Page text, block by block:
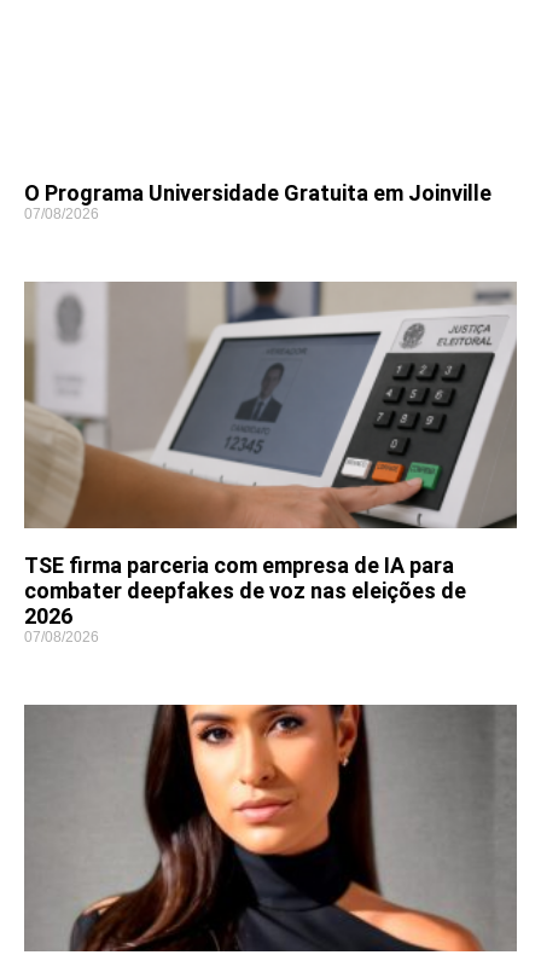
O Programa Universidade Gratuita em Joinville
07/08/2026
TSE firma parceria com empresa de IA para
combater deepfakes de voz nas eleições de
2026
07/08/2026